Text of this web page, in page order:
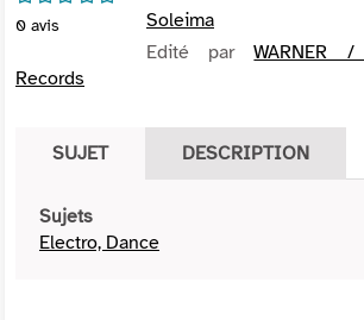
0 avis
Soleima
Edité parWARNER
Records
SUJET DESCRIPTION
Sujets
Electro, Dance